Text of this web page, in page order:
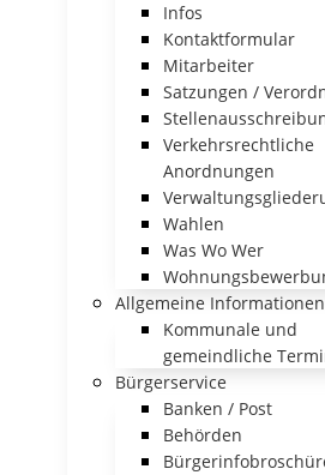
Infos
Kontaktformular
Mitarbeiter
Satzungen /
Verkehrsrechtliche
Anordnungen
Wahlen
Was Wo Wer
Allgemeine Informationen
Kommunale und
gemeindliche
Bürgerservice
Banken / Post
Behörden